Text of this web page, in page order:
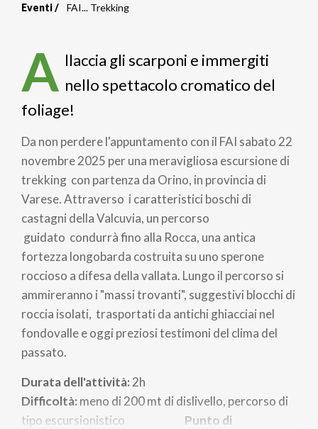
di
pane
Eventi FAI... Trekking
A llaccia gli scarponi e immergiti
nello spettacolo cromatico del
foliage!
Da non perdere l'appuntamento con il FAI sabato 22
novembre 2025 per una meravigliosa escursione di
trekking con partenza da Orino, in provincia di
Varese. Attraverso i caratteristici boschi di
castagni della Valcuvia, un percorso
guidato condurrà fino alla Rocca, una antica
fortezza longobarda costruita su uno sperone
roccioso a difesa della vallata. Lungo il percorso si
ammireranno i "massi trovanti", suggestivi blocchi di
roccia isolati, trasportati da antichi ghiacciai nel
fondovalle e oggi preziosi testimoni del clima del
passato.
Durata dell'attività: 2h
Difficoltà: meno di 200 mt di dislivello, percorso di
tipo escursionistico Punto di